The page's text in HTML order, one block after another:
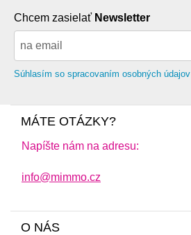
Chcem zasielať Newsletter
Súhlasím so spracovaním osobných údajov
MÁTE OTÁZKY?
Napíšte nám na adresu:
info@mimmo.cz
O NÁS